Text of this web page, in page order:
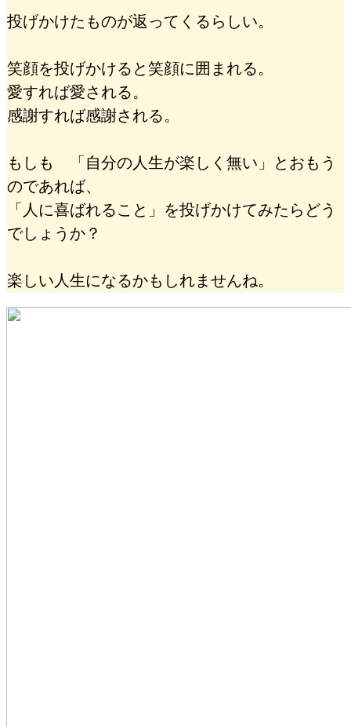
投げかけたものが返ってくるらしい。
笑顔を投げかけると笑顔に囲まれる。
愛すれば愛される。
感謝すれば感謝される。
もしも 「自分の人生が楽しく無い」とおもう
のであれば、
「人に喜ばれること」を投げかけてみたらどう
でしょうか？
楽しい人生になるかもしれませんね。